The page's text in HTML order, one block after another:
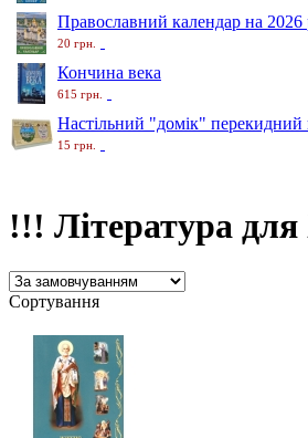
Православний календар на
20 грн.
Кончина века
615 грн.
Настільний "домік" перекидний
15 грн.
!!! Література
Сортування